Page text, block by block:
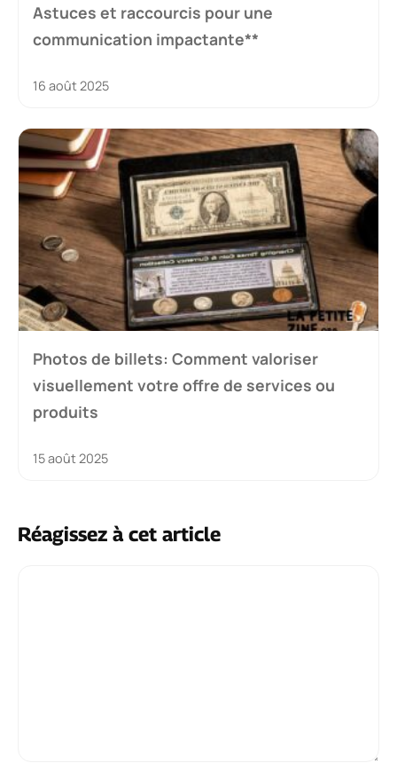
Astuces et raccourcis pour une
communication impactante**
16 août 2025
Photos de billets: Comment valoriser
visuellement votre offre de services ou
produits
15 août 2025
Réagissez à cet article